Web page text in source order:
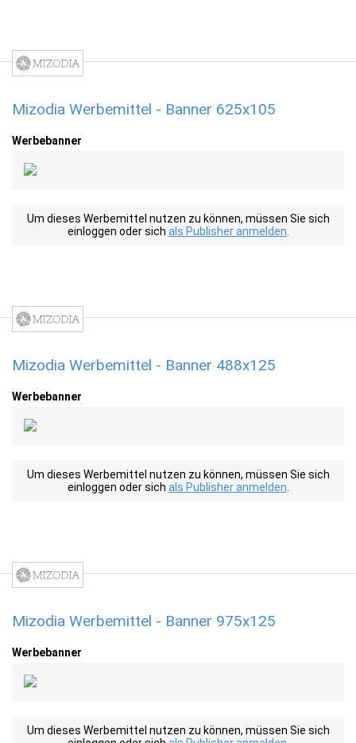
Mizodia Werbemittel - Banner 625x105
Werbebanner
Um dieses Werbemittel nutzen zu können, müssen Sie sich
einloggen oder sich als Publisher anmelden
Mizodia Werbemittel - Banner 488x125
Werbebanner
Um dieses Werbemittel nutzen zu können, müssen Sie sich
einloggen oder sich als Publisher anmelden
Mizodia Werbemittel - Banner 975x125
Werbebanner
Um dieses Werbemittel nutzen zu können, müssen Sie sich